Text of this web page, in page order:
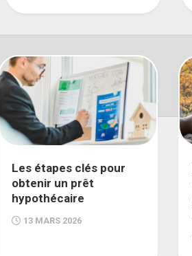
Les étapes clés pour
obtenir un prêt
hypothécaire
13 MARS 2026